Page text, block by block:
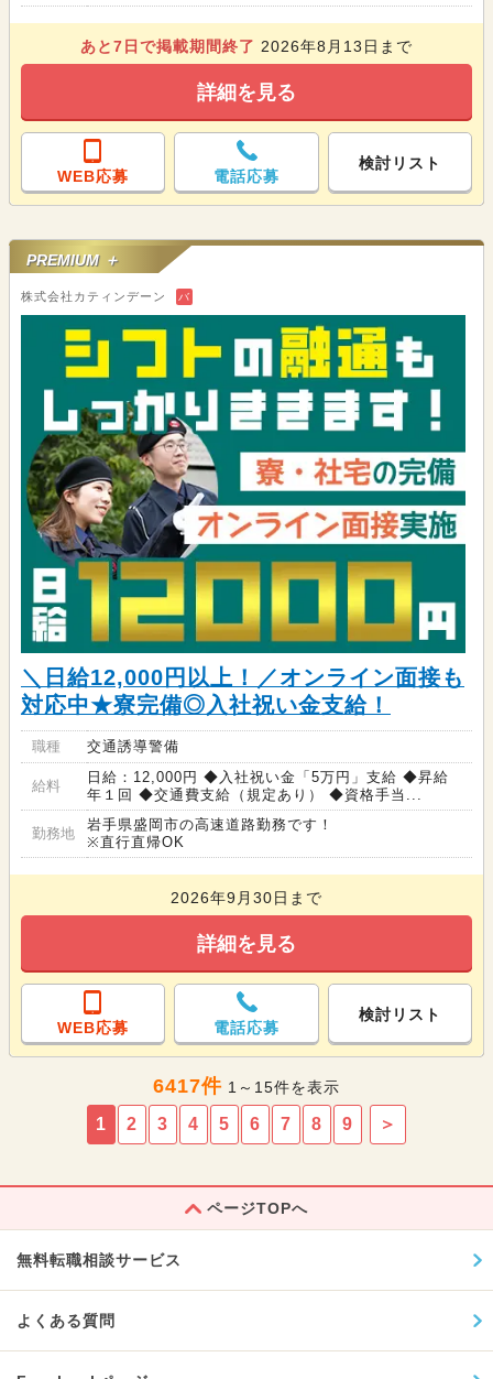
あと7 日で掲載期間終了 2026年8月13日まで
詳細を見る
WEB応募 電話応募
検討リスト
PREMIUM ＋
株式会社カティンデーン バ
＼日給12,000円以上！／オンライン面接も
対応中★寮完備◎入社祝い金支給！
職種 交通誘導警備
給料
日給：12,000円 ◆入社祝い金「5万円」支給 ◆昇給
年１回 ◆交通費支給（規定あり） ◆資格手当...
勤務地
岩手県盛岡市の高速道路勤務です！
※直行直帰OK
2026年9月30日まで
詳細を見る
WEB応募 電話応募
検討リスト
6417件 1～15件を表示
1 2 3 4 5 6 7 8 9 ＞
ページTOPへ
無料転職相談サービス
よくある質問